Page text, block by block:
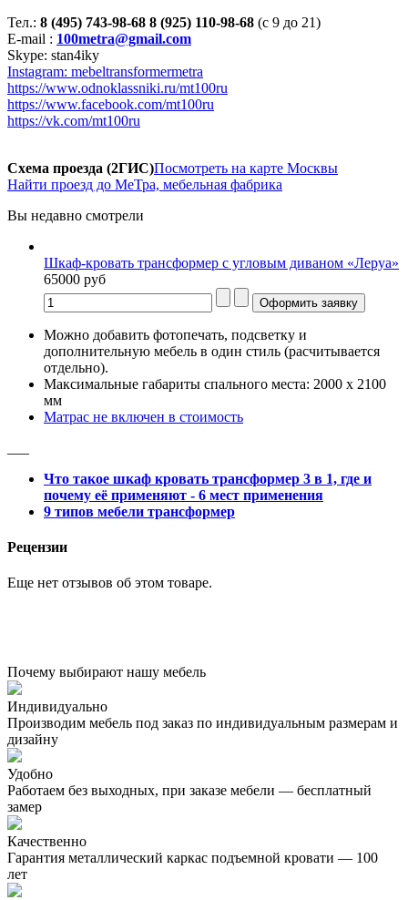
Тел.: 8 (495) 743-98-68 8 (925) 110-98-68 (с 9 до 21)
E-mail : 100metra@gmail.com
Skype: stan4iky
Instagram: mebeltransformermetra
https://www.odnoklassniki.ru/mt100ru
https://www.facebook.com/mt100ru
https://vk.com/mt100ru
Схема проезда (2ГИС)Посмотреть на карте Москвы
Найти проезд до МеТра, мебельная фабрика
Вы недавно смотрели
Шкаф-кровать трансформер с угловым диваном «Леруа»
65000 руб
Можно добавить фотопечать, подсветку и
дополнительную мебель в один стиль (расчитывается
отдельно).
Максимальные габариты спального места: 2000 x 2100
мм
Матрас не включен в стоимость
Что такое шкаф кровать трансформер 3 в 1, где и
почему её применяют - 6 мест применения
9 типов мебели трансформер
Рецензии
Еще нет отзывов об этом товаре.
Почему выбирают нашу мебель
Индивидуально
Производим мебель под заказ по индивидуальным размерам и
дизайну
Удобно
Работаем без выходных, при заказе мебели — бесплатный
замер
Качественно
Гарантия металлический каркас подъемной кровати — 100
лет